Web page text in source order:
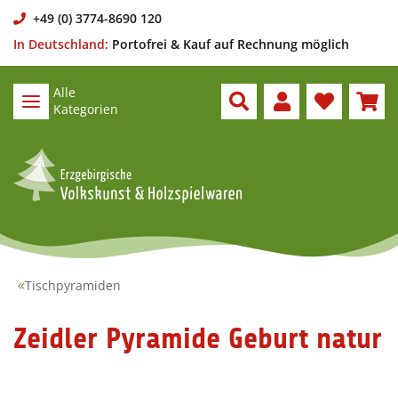
+49 (0) 3774-8690 120
In Deutschland: Portofrei & Kauf auf Rechnung möglich
Alle
Kategorien
Tischpyramiden
Zeidler Pyramide Geburt natur